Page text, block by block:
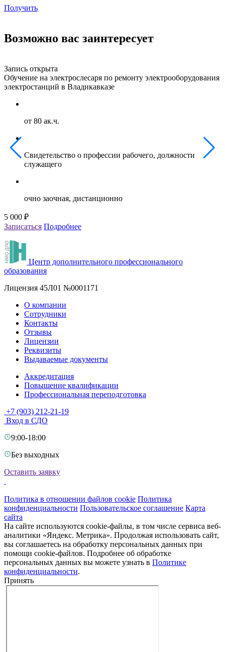
Получить
Возможно вас заинтересует
Запись открыта
Обучение на электрослесаря по ремонту электрооборудования
электростанций в Владикавказе
от 80 ак.ч.
Свидетельство о профессии рабочего, должности
служащего
очно заочная, дистанционно
5 000 ₽
Записаться Подробнее
Центр дополнительного профессионального
образования
Лицензия 45Л01 №0001171
О компании
Сотрудники
Контакты
Отзывы
Лицензии
Реквизиты
Выдаваемые документы
Аккредитация
Повышение квалификации
Профессиональная переподготовка
+7 (903) 212-21-19
Вход в СДО
9:00-18:00
Без выходных
Оставить заявку
Политика в отношении файлов cookie Политика
конфиденциальности Пользовательское соглашение Карта
сайта
На сайте используются cookie-файлы, в том числе сервиса веб-
аналитики «Яндекс. Метрика». Продолжая использовать сайт,
вы соглашаетесь на обработку персональных данных при
помощи cookie-файлов. Подробнее об обработке
персональных данных вы можете узнать в Политике
конфиденциальности.
Принять